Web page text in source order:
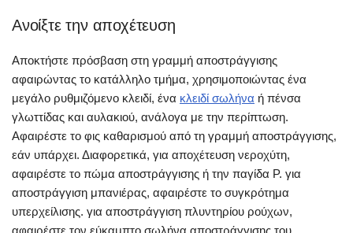
Ανοίξτε την αποχέτευση
Αποκτήστε πρόσβαση στη γραμμή αποστράγγισης
αφαιρώντας το κατάλληλο τμήμα, χρησιμοποιώντας ένα
μεγάλο ρυθμιζόμενο κλειδί, ένα κλειδί σωλήνα ή πένσα
γλωττίδας και αυλακιού, ανάλογα με την περίπτωση.
Αφαιρέστε το φις καθαρισμού από τη γραμμή αποστράγγισης,
εάν υπάρχει. Διαφορετικά, για αποχέτευση νεροχύτη,
αφαιρέστε το πώμα αποστράγγισης ή την παγίδα P. για
αποστράγγιση μπανιέρας, αφαιρέστε το συγκρότημα
υπερχείλισης. για αποστράγγιση πλυντηρίου ρούχων,